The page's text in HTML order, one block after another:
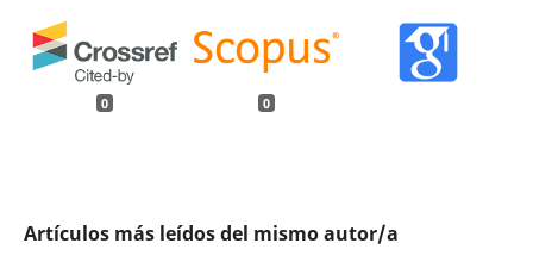
0 0
Artículos más leídos del mismo autor/a